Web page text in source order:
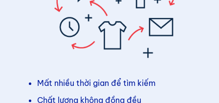
Mất nhiều thời gian để tìm kiếm
Chất lượng không đồng đều